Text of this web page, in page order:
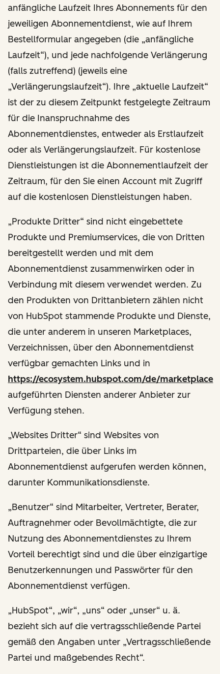
anfängliche Laufzeit Ihres Abonnements für den
jeweiligen Abonnementdienst, wie auf Ihrem
Bestellformular angegeben (die „anfängliche
Laufzeit“), und jede nachfolgende Verlängerung
(falls zutreffend) (jeweils eine
„Verlängerungslaufzeit“). Ihre „aktuelle Laufzeit“
ist der zu diesem Zeitpunkt festgelegte Zeitraum
für die Inanspruchnahme des
Abonnementdienstes, entweder als Erstlaufzeit
oder als Verlängerungslaufzeit. Für kostenlose
Dienstleistungen ist die Abonnementlaufzeit der
Zeitraum, für den Sie einen Account mit Zugriff
auf die kostenlosen Dienstleistungen haben.
„Produkte Dritter“ sind nicht eingebettete
Produkte und Premiumservices, die von Dritten
bereitgestellt werden und mit dem
Abonnementdienst zusammenwirken oder in
Verbindung mit diesem verwendet werden. Zu
den Produkten von Drittanbietern zählen nicht
von HubSpot stammende Produkte und Dienste,
die unter anderem in unseren Marketplaces,
Verzeichnissen, über den Abonnementdienst
verfügbar gemachten Links und in
https://ecosystem.hubspot.com/de/marketplace
aufgeführten Diensten anderer Anbieter zur
Verfügung stehen.
„Websites Dritter“ sind Websites von
Drittparteien, die über Links im
Abonnementdienst aufgerufen werden können,
darunter Kommunikationsdienste.
„Benutzer“ sind Mitarbeiter, Vertreter, Berater,
Auftragnehmer oder Bevollmächtigte, die zur
Nutzung des Abonnementdienstes zu Ihrem
Vorteil berechtigt sind und die über einzigartige
Benutzerkennungen und Passwörter für den
Abonnementdienst verfügen.
„HubSpot“, „wir“, „uns“ oder „unser“ u. ä.
bezieht sich auf die vertragsschließende Partei
gemäß den Angaben unter „Vertragsschließende
Partei und maßgebendes Recht“.